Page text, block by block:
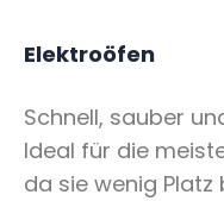
Elektroöfen
Schnell, sauber
Ideal für die
da sie wenig